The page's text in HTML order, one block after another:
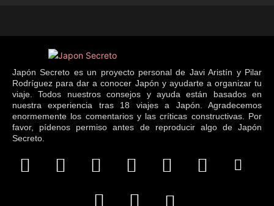
Japón Secreto es un proyecto personal de Javi Aristín y Pilar
Rodríguez para dar a conocer Japón y ayudarte a organizar tu
viaje. Todos nuestros consejos y ayuda están basados en
nuestra experiencia tras 18 viajes a Japón. Agradecemos
enormemente los comentarios y las críticas constructivas. Por
favor, pídenos permiso antes de reproducir algo de Japón
Secreto.